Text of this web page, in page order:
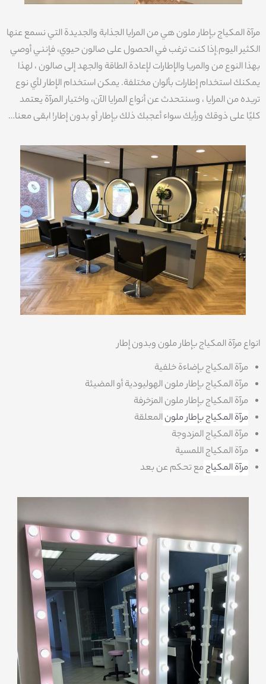
مرآة المكياج بإطار ملون هي من المرايا الجذابة والجديدة التي نسمع عنها
الكثير اليوم.إذا كنت ترغب في الحصول على صالون حيوي، فإنني أوصي
بهذا النوع من والمريا والإطارات لإعادة الطاقة والجهد إلى صالون ، لهذا
يمكنك استخدام إطارات بألوان مختلفة. يمكن استخدام الإطار لأي نوع
تريده من المرايا ، وسنتحدث عن أنواع المرايا الآن، واختيار المرآة يعتمد
كليًا على ذوقك ورأيك سواء أعجبك ذلك بإطار أو بدون إطار! ابقى معنا…
انواع مرآة المكياج بإطار ملون وبدون إطار
مرآة المكياج بإضاءة خلفية
مرآة المكياج بإطار ملون الهوليودية أو المضيئة
مرآة المكياج بإطار ملون المزخرفة
مرآة المكياج بإطار ملونالمعلقة
مرآة المكياج المزدوجة
مرآة المكياج اللمسية
مرآة المكياجمع تحكم عن بعد